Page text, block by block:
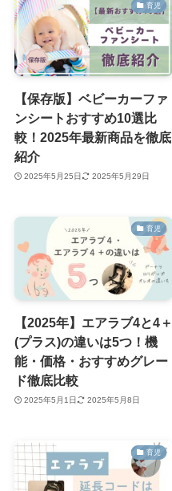
育児
【保存版】ベビーカーファ
ンシートおすすめ10選比
較！2025年最新商品を徹底
紹介
2025年5月25日 2025年5月29日
育児
【2025年】エアラブ4と4＋
(プラス)の違いは5つ！機
能・価格・おすすめグレー
ド徹底比較
2025年5月1日 2025年5月8日
育児